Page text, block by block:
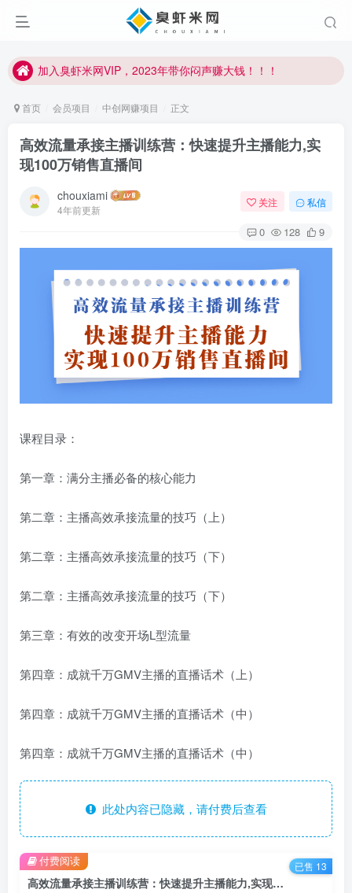
加入臭虾米网VIP，2023年带你闷声赚大钱！！！
加入臭虾米网VIP，2023年带你闷声赚大钱！！！
首页 会员项目 中创网赚项目 正文
高效流量承接主播训练营：快速提升主播能力,实
现100万销售直播间
chouxiami
4年前更新
关注 私信
0 128 9
课程目录：
第一章：满分主播必备的核心能力
第二章：主播高效承接流量的技巧（上）
第二章：主播高效承接流量的技巧（下）
第二章：主播高效承接流量的技巧（下）
第三章：有效的改变开场L型流量
第四章：成就千万GMV主播的直播话术（上）
第四章：成就千万GMV主播的直播话术（中）
第四章：成就千万GMV主播的直播话术（中）
此处内容已隐藏，请付费后查看
高效流量承接主播训练营：快速提升主播能力,实现100万销售直播间
付费阅读 已售 13